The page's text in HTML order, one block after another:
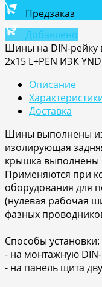
Предзаказ
Добавлено
Шины на DIN-рейку
2х15 L+PEN ИЭК
Описание
Доставка
Шины выполнены из
изолирующая
крышка выполнены
Применяются при
оборудования для
(нулевая рабочая
фазных
Способы установки:
- на монтажную
- на панель щита